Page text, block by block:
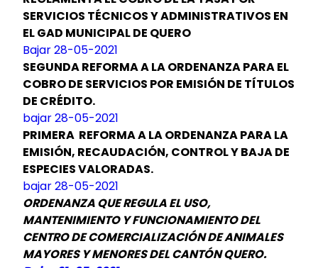
SERVICIOS TÉCNICOS Y ADMINISTRATIVOS EN
EL GAD MUNICIPAL DE QUERO
Bajar 28-05-2021
SEGUNDA REFORMA A LA ORDENANZA PARA EL
COBRO DE SERVICIOS POR EMISIÓN DE TÍTULOS
DE CRÉDITO.
bajar 28-05-2021
PRIMERA REFORMA A LA ORDENANZA PARA LA
EMISIÓN, RECAUDACIÓN, CONTROL Y BAJA DE
ESPECIES VALORADAS.
bajar 28-05-2021
ORDENANZA QUE REGULA EL USO,
MANTENIMIENTO Y FUNCIONAMIENTO DEL
CENTRO DE COMERCIALIZACIÓN DE ANIMALES
MAYORES Y MENORES DEL CANTÓN QUERO.